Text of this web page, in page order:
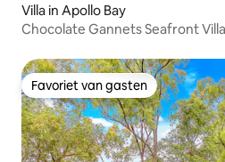
Villa in Apollo Bay
Chocolate Gannets Seafront
naar de stad
Favoriet van gasten
Favoriet van gasten